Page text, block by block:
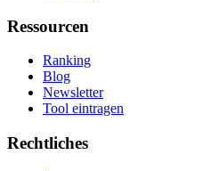
Ressourcen
Ranking
Blog
Newsletter
Tool eintragen
Rechtliches